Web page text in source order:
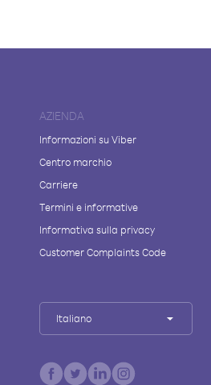
AZIENDA
Informazioni su Viber
Centro marchio
Carriere
Termini e informative
Informativa sulla privacy
Customer Complaints Code
Italiano